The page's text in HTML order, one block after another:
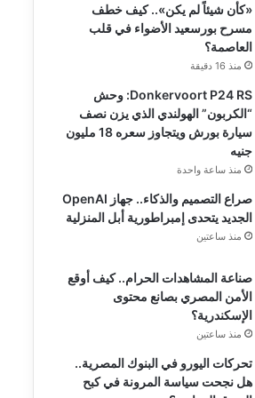
«كأن شيئاً لم يكن».. كيف خطف
مسرح بورسعيد الأضواء في قلب
العاصمة؟
منذ 16 دقيقة
Donkervoort P24 RS: وحش
“الكربون” الهولندي الذي يزن نصف
سيارة بورش ويتجاوز سعره 18 مليون
جنيه
منذ ساعة واحدة
صراع التصميم والذكاء.. جهاز OpenAI
الجديد يتحدى إمبراطورية أبل المنزلية
منذ ساعتين
صناعة المشاهدات الحرام.. كيف أوقع
الأمن المصري بصانع محتوى
الإسكندرية؟
منذ ساعتين
تحركات اليورو في البنوك المصرية..
هل نجحت سياسة المرونة في كبح